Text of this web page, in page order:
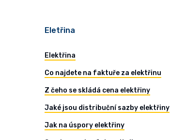
Eletřina
Elektřina
Co najdete na faktuře za elektřinu
Z čeho se skládá cena elektřiny
Jaké jsou distribuční sazby elektřiny
Jak na úspory elektřiny